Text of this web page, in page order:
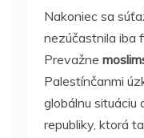
Nakoniec sa
nezúčastnila iba
Prevažne
Palestínčanmi
globálnu situáciu
republiky, ktorá